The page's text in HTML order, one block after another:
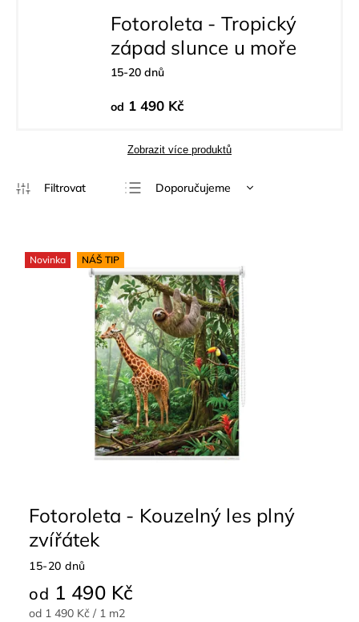
Fotoroleta - Tropický
západ slunce u moře
15-20 dnů
od 1 490 Kč
Zobrazit více produktů
Doporučujeme
Abecedně
Novinka NÁŠ TIP
Fotoroleta - Kouzelný les plný
zvířátek
15-20 dnů
od 1 490 Kč
od 1 490 Kč / 1 m2